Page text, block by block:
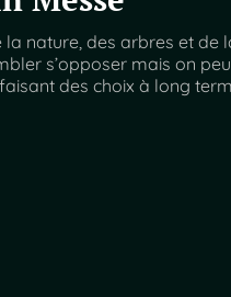
nature, des arbres et de
s’opposer mais on
des choix à long